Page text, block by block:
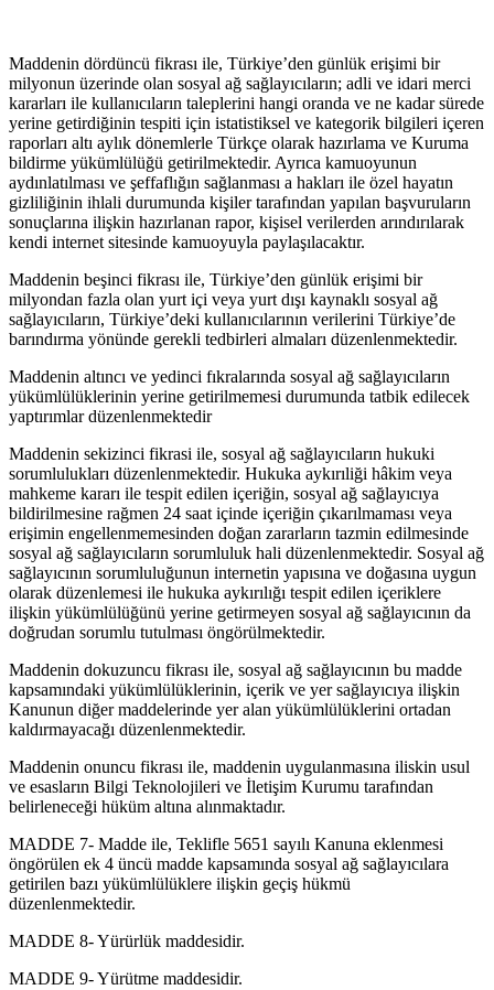
Maddenin dördüncü fikrası ile, Türkiye’den günlük erişimi bir
milyonun üzerinde olan sosyal ağ sağlayıcıların; adli ve idari merci
kararları ile kullanıcıların taleplerini hangi oranda ve ne kadar sürede
yerine getirdiğinin tespiti için istatistiksel ve kategorik bilgileri içeren
raporları altı aylık dönemlerle Türkçe olarak hazırlama ve Kuruma
bildirme yükümlülüğü getirilmektedir. Ayrıca kamuoyunun
aydınlatılması ve şeffaflığın sağlanması a hakları ile özel hayatın
gizliliğinin ihlali durumunda kişiler tarafından yapılan başvuruların
sonuçlarına ilişkin hazırlanan rapor, kişisel verilerden arındırılarak
kendi internet sitesinde kamuoyuyla paylaşılacaktır.
Maddenin beşinci fikrası ile, Türkiye’den günlük erişimi bir
milyondan fazla olan yurt içi veya yurt dışı kaynaklı sosyal ağ
sağlayıcıların, Türkiye’deki kullanıcılarının verilerini Türkiye’de
barındırma yönünde gerekli tedbirleri almaları düzenlenmektedir.
Maddenin altıncı ve yedinci fıkralarında sosyal ağ sağlayıcıların
yükümlülüklerinin yerine getirilmemesi durumunda tatbik edilecek
yaptırımlar düzenlenmektedir
Maddenin sekizinci fikrasi ile, sosyal ağ sağlayıcıların hukuki
sorumlulukları düzenlenmektedir. Hukuka aykırıliği hâkim veya
mahkeme kararı ile tespit edilen içeriğin, sosyal ağ sağlayıcıya
bildirilmesine rağmen 24 saat içinde içeriğin çıkarılmaması veya
erişimin engellenmemesinden doğan zararların tazmin edilmesinde
sosyal ağ sağlayıcıların sorumluluk hali düzenlenmektedir. Sosyal ağ
sağlayıcının sorumluluğunun internetin yapısına ve doğasına uygun
olarak düzenlemesi ile hukuka aykırılığı tespit edilen içeriklere
ilişkin yükümlülüğünü yerine getirmeyen sosyal ağ sağlayıcının da
doğrudan sorumlu tutulması öngörülmektedir.
Maddenin dokuzuncu fikrası ile, sosyal ağ sağlayıcının bu madde
kapsamındaki yükümlülüklerinin, içerik ve yer sağlayıcıya ilişkin
Kanunun diğer maddelerinde yer alan yükümlülüklerini ortadan
kaldırmayacağı düzenlenmektedir.
Maddenin onuncu fikrası ile, maddenin uygulanmasına iliskin usul
ve esasların Bilgi Teknolojileri ve İletişim Kurumu tarafından
belirleneceği hüküm altına alınmaktadır.
MADDE 7- Madde ile, Teklifle 5651 sayılı Kanuna eklenmesi
öngörülen ek 4 üncü madde kapsamında sosyal ağ sağlayıcılara
getirilen bazı yükümlülüklere ilişkin geçiş hükmü
düzenlenmektedir.
MADDE 8- Yürürlük maddesidir.
MADDE 9- Yürütme maddesidir.